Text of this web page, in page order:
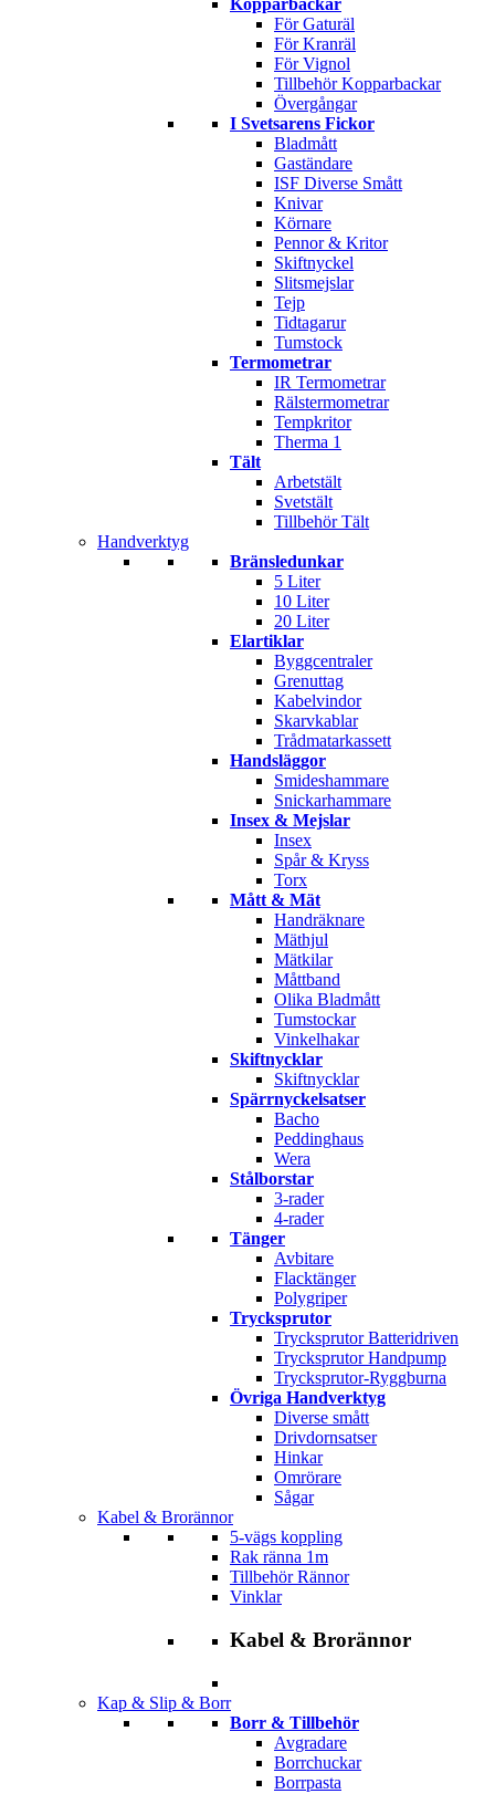
Kopparbackar
För Gaturäl
För Kranräl
För Vignol
Tillbehör Kopparbackar
Övergångar
I Svetsarens Fickor
Bladmått
Gaständare
ISF Diverse Smått
Knivar
Körnare
Pennor & Kritor
Skiftnyckel
Slitsmejslar
Tejp
Tidtagarur
Tumstock
Termometrar
IR Termometrar
Rälstermometrar
Tempkritor
Therma 1
Tält
Arbetstält
Svetstält
Tillbehör Tält
Handverktyg
Bränsledunkar
5 Liter
10 Liter
20 Liter
Elartiklar
Byggcentraler
Grenuttag
Kabelvindor
Skarvkablar
Trådmatarkassett
Handsläggor
Smideshammare
Snickarhammare
Insex & Mejslar
Insex
Spår & Kryss
Torx
Mått & Mät
Handräknare
Mäthjul
Mätkilar
Måttband
Olika Bladmått
Tumstockar
Vinkelhakar
Skiftnycklar
Skiftnycklar
Spärrnyckelsatser
Bacho
Peddinghaus
Wera
Stålborstar
3-rader
4-rader
Tänger
Avbitare
Flacktänger
Polygriper
Trycksprutor
Trycksprutor Batteridriven
Trycksprutor Handpump
Trycksprutor-Ryggburna
Övriga Handverktyg
Diverse smått
Drivdornsatser
Hinkar
Omrörare
Sågar
Kabel & Brorännor
5-vägs koppling
Rak ränna 1m
Tillbehör Rännor
Vinklar
Kabel & Brorännor
Kap & Slip & Borr
Borr & Tillbehör
Avgradare
Borrchuckar
Borrpasta